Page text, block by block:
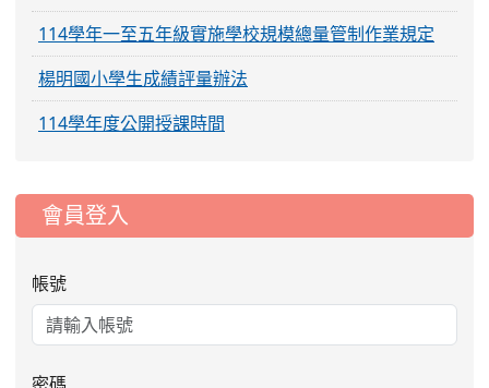
114學年一至五年級實施學校規模總量管制作業規定
楊明國小學生成績評量辦法
114學年度公開授課時間
::: 會員登入
帳號